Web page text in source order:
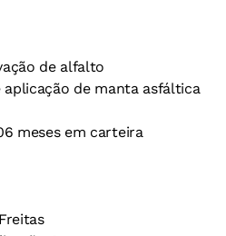
de alfalto
aplicação de manta asfáltica
meses em carteira